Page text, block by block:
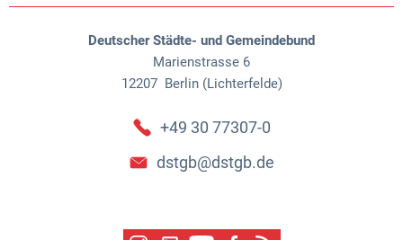
Deutscher Städte- und Gemeindebund
Marienstrasse 6
12207 Berlin (Lichterfelde)
+49 30 77307-0
dstgb@dstgb.de